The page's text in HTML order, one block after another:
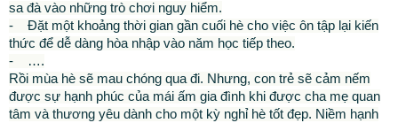
sa đà vào những trò chơi nguy hiểm.
- Đặt một khoảng thời gian gần cuối hè cho việc ôn tập lại kiến
thức để dễ dàng hòa nhập vào năm học tiếp theo.
- ….
Rồi mùa hè sẽ mau chóng qua đi. Nhưng, con trẻ sẽ cảm nếm
được sự hạnh phúc của mái ấm gia đình khi được cha mẹ quan
tâm và thương yêu dành cho một kỳ nghỉ hè tốt đẹp. Niềm hạnh